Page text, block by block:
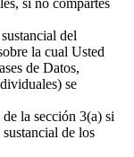
del
la cual Usted
de Datos,
se
la sección 3(a) si
de los